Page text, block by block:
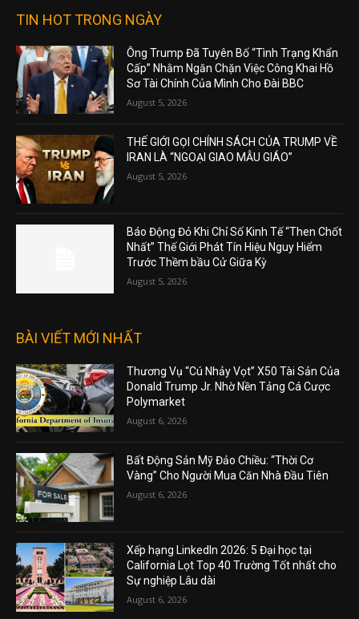
TIN HOT TRONG NGÀY
Ông Trump Đã Tuyên Bố “Tình Trạng Khẩn
Cấp” Nhằm Ngăn Chặn Việc Công Khai Hồ
Sơ Tài Chính Của Mình Cho Đài BBC
August 5, 2026
THẾ GIỚI GỌI CHÍNH SÁCH CỦA TRUMP VỀ
IRAN LÀ “NGOẠI GIAO MẪU GIÁO”
August 5, 2026
Báo Động Đỏ Khi Chỉ Số Kinh Tế “Then Chốt
Nhất” Thế Giới Phát Tín Hiệu Nguy Hiểm
Trước Thềm bầu Cử Giữa Kỳ
August 5, 2026
BÀI VIẾT MỚI NHẤT
Thương Vụ “Cú Nhảy Vọt” X50 Tài Sản Của
Donald Trump Jr. Nhờ Nền Tảng Cá Cược
Polymarket
August 6, 2026
Bất Động Sản Mỹ Đảo Chiều: “Thời Cơ
Vàng” Cho Người Mua Căn Nhà Đầu Tiên
August 6, 2026
Xếp hạng LinkedIn 2026: 5 Đại học tại
California Lọt Top 40 Trường Tốt nhất cho
Sự nghiệp Lâu dài
August 6, 2026